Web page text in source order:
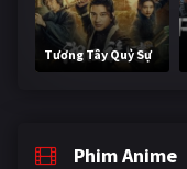
Tương Tây Quỷ Sự
Phim Anime